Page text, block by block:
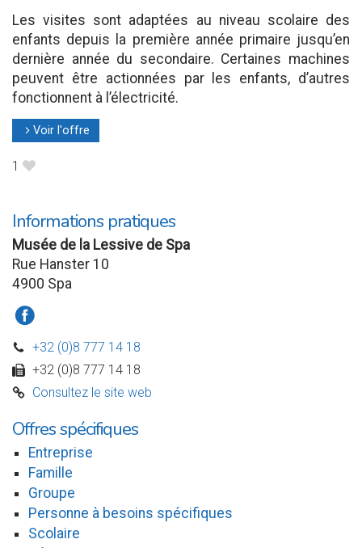
Les visites sont adaptées au niveau scolaire des
enfants depuis la première année primaire jusqu’en
dernière année du secondaire. Certaines machines
peuvent être actionnées par les enfants, d’autres
fonctionnent à l’électricité.
l Voir l'offre
1 B
Informations pratiques
Musée de la Lessive de Spa
Rue Hanster 10
4900 Spa
a
D +32 (0)8 777 14 18
w +32 (0)8 777 14 18
C Consultez le site web
Offres spécifiques
Entreprise
Famille
Groupe
Personne à besoins spécifiques
Scolaire